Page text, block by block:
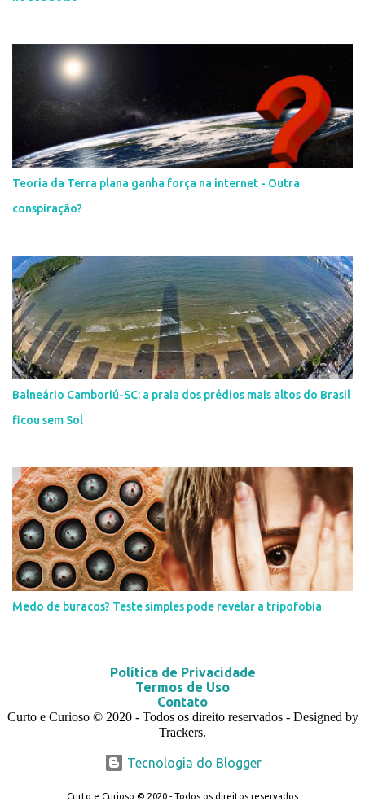
Teoria da Terra plana ganha força na internet - Outra
conspiração?
Balneário Camboriú-SC: a praia dos prédios mais altos do Brasil
ficou sem Sol
Medo de buracos? Teste simples pode revelar a tripofobia
Política de Privacidade
Termos de Uso
Contato
Curto e Curioso © 2020 - Todos os direito reservados - Designed by
Trackers.
Tecnologia do Blogger
Curto e Curioso © 2020 - Todos os direitos reservados